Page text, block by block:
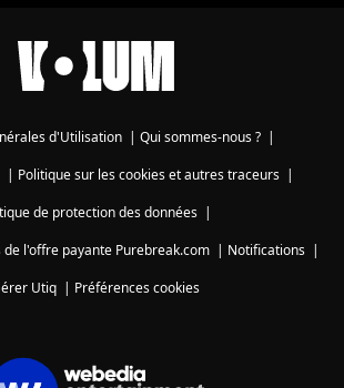
d'Utilisation | Qui sommes-nous ? |
| Politique sur les cookies et autres traceurs|
de protection des données|
l'offre payante Purebreak.com | Notifications |
Utiq | Préférences cookies